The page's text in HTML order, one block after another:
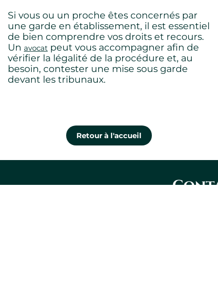
Si vous ou un proche êtes concernés par
une garde en établissement, il est essentiel
de bien comprendre vos droits et recours.
Un avocat peut vous accompagner afin de
vérifier la légalité de la procédure et, au
besoin, contester une mise sous garde
devant les tribunaux.
Retour à l'accueil